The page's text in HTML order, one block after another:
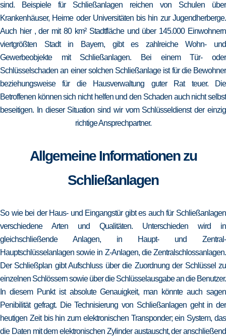
sind. Beispiele für Schließanlagen reichen von Schulen über
Krankenhäuser, Heime oder Universitäten bis hin zur Jugendherberge.
Auch hier , der mit 80 km² Stadtfläche und über 145.000 Einwohnern
viertgrößten Stadt in Bayern, gibt es zahlreiche Wohn- und
Gewerbeobjekte mit Schließanlagen. Bei einem Tür- oder
Schlüsselschaden an einer solchen Schließanlage ist für die Bewohner
beziehungsweise für die Hausverwaltung guter Rat teuer. Die
Betroffenen können sich nicht helfen und den Schaden auch nicht selbst
beseitigen. In dieser Situation sind wir vom Schlüsseldienst der einzig
richtige Ansprechpartner.
Allgemeine Informationen zu
Schließanlagen
So wie bei der Haus- und Eingangstür gibt es auch für Schließanlagen
verschiedene Arten und Qualitäten. Unterschieden wird in
gleichschließende Anlagen, in Haupt- und Zentral-
Hauptschlüsselanlagen sowie in Z-Anlagen, die Zentralschlossanlagen.
Der Schließplan gibt Aufschluss über die Zuordnung der Schlüssel zu
einzelnen Schlössern sowie über die Schlüsselausgabe an die Benutzer.
In diesem Punkt ist absolute Genauigkeit, man könnte auch sagen
Penibilität gefragt. Die Technisierung von Schließanlagen geht in der
heutigen Zeit bis hin zum elektronischen Transponder; ein System, das
die Daten mit dem elektronischen Zylinder austauscht, der anschließend